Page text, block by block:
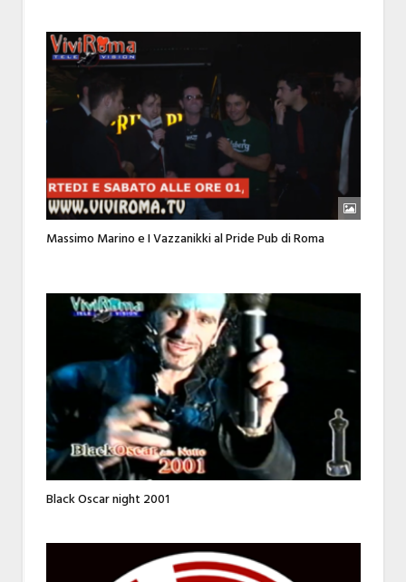
Massimo Marino e I Vazzanikki al Pride Pub di Roma
Black Oscar night 2001